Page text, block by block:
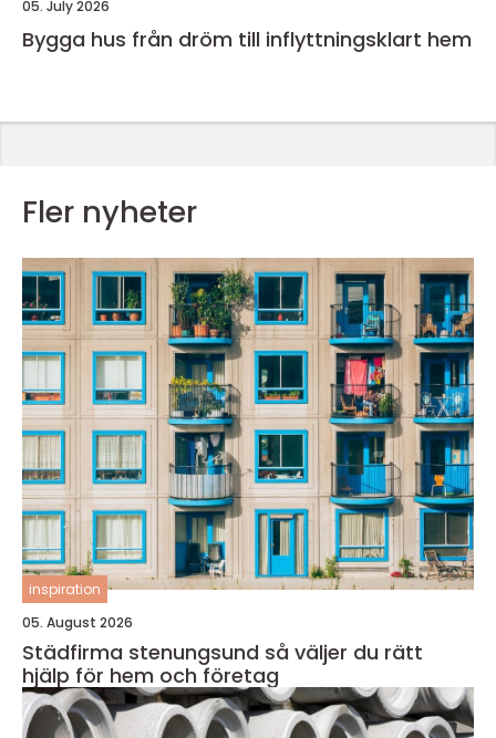
05. July 2026
Bygga hus från dröm till inflyttningsklart hem
Fler nyheter
inspiration
05. August 2026
Städfirma stenungsund så väljer du rätt
hjälp för hem och företag